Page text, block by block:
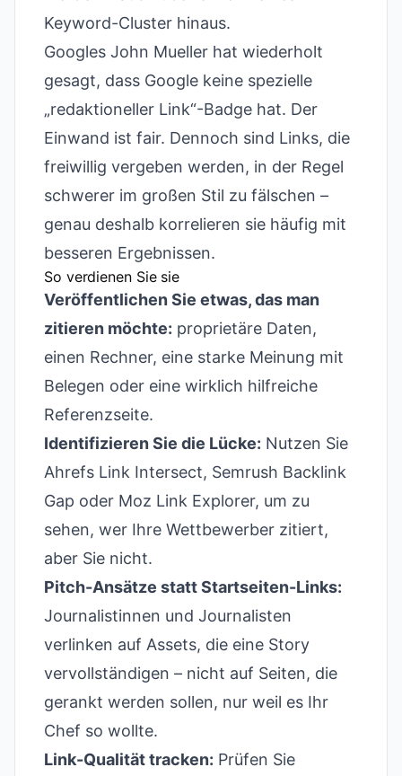
Keyword-Cluster hinaus.
Googles John Mueller hat wiederholt
gesagt, dass Google keine spezielle
„redaktioneller Link“-Badge hat. Der
Einwand ist fair. Dennoch sind Links, die
freiwillig vergeben werden, in der Regel
schwerer im großen Stil zu fälschen –
genau deshalb korrelieren sie häufig mit
besseren Ergebnissen.
So verdienen Sie sie
Veröffentlichen Sie etwas, das man
zitieren möchte: proprietäre Daten,
einen Rechner, eine starke Meinung mit
Belegen oder eine wirklich hilfreiche
Referenzseite.
Identifizieren Sie die Lücke: Nutzen Sie
Ahrefs Link Intersect, Semrush Backlink
Gap oder Moz Link Explorer, um zu
sehen, wer Ihre Wettbewerber zitiert,
aber Sie nicht.
Pitch-Ansätze statt Startseiten-Links:
Journalistinnen und Journalisten
verlinken auf Assets, die eine Story
vervollständigen – nicht auf Seiten, die
gerankt werden sollen, nur weil es Ihr
Chef so wollte.
Link-Qualität tracken: Prüfen Sie